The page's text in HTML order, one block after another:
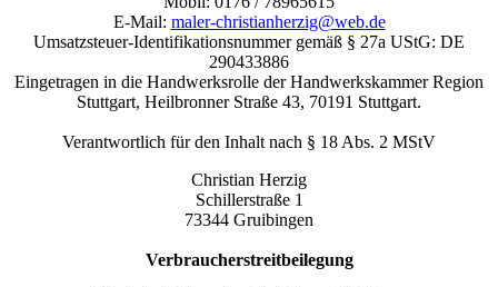
E-Mail: maler-christianherzig@web.de
Umsatzsteuer-Identifikationsnummer gemäß § 27a UStG: DE
290433886
Eingetragen in die Handwerksrolle der Handwerkskammer Region
Stuttgart, Heilbronner Straße 43, 70191 Stuttgart.
Verantwortlich für den Inhalt nach § 18 Abs. 2 MStV
Christian Herzig
Schillerstraße 1
73344 Gruibingen
Verbraucherstreitbeilegung